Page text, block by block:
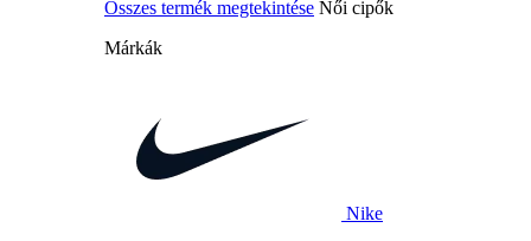
Összes termék megtekintése Női cipők
Márkák
Nike